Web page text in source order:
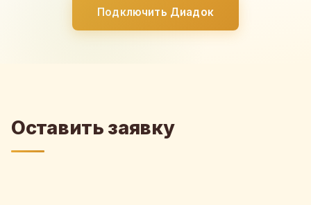
Подключить Диадок
Оставить заявку